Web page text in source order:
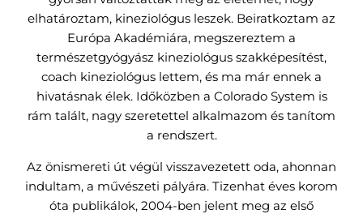
elhatároztam, kineziológus leszek. Beiratkoztam az
Európa Akadémiára, megszereztem a
természetgyógyász kineziológus szakképesítést,
coach kineziológus lettem, és ma már ennek a
hivatásnak élek. Időközben a Colorado System is
rám talált, nagy szeretettel alkalmazom és tanítom
a rendszert.
Az önismereti út végül visszavezetett oda, ahonnan
indultam, a művészeti pályára. Tizenhat éves korom
óta publikálok, 2004-ben jelent meg az első